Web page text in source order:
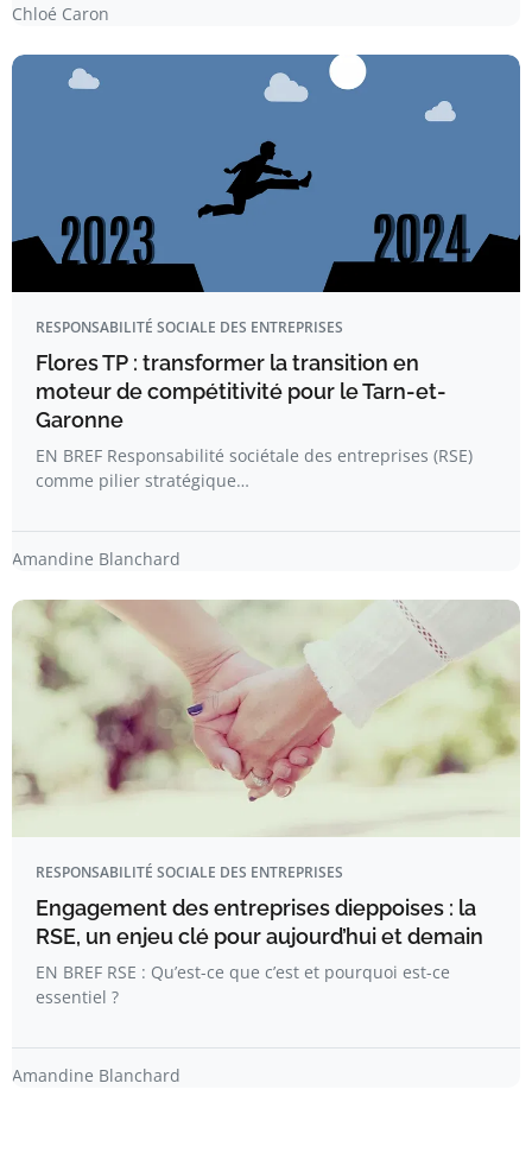
Chloé Caron
RESPONSABILITÉ SOCIALE DES ENTREPRISES
Flores TP : transformer la transition en
moteur de compétitivité pour le Tarn-et-
Garonne
EN BREF Responsabilité sociétale des entreprises (RSE)
comme pilier stratégique…
Amandine Blanchard
RESPONSABILITÉ SOCIALE DES ENTREPRISES
Engagement des entreprises dieppoises : la
RSE, un enjeu clé pour aujourd’hui et demain
EN BREF RSE : Qu’est-ce que c’est et pourquoi est-ce
essentiel ?
Amandine Blanchard